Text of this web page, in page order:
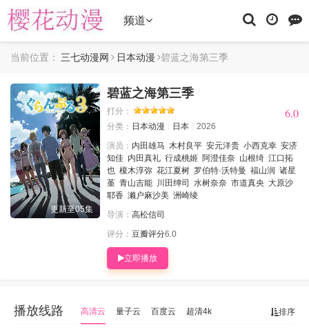
频道
当前位置： 三七动漫网 日本动漫 碧蓝之海第三季
更新至05集
碧蓝之海第三季
打分： 6.0
分类： 日本动漫 日本
2026
演员： 内田雄马 木村良平 安元洋贵 小西克幸 安济
知佳 内田真礼 行成桃姬 阿澄佳奈 山根绮 江口拓
也 榎木淳弥 花江夏树 罗伯特·沃特曼 福山润 诸星
堇 青山吉能 川田绅司 水树奈奈 市道真央 大原沙
耶香 濑户麻沙美 洲崎绫
导演： 高松信司
评分： 豆瓣评分6.0
立即播放
排序
播放线路 高清云 量子云 百度云 超清4k